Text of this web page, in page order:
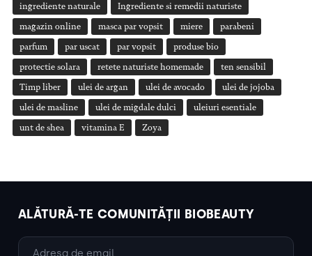
ingrediente naturale Ingrediente si remedii naturiste
magazin online masca par vopsit miere parabeni
parfum par uscat par vopsit produse bio
protectie solara retete naturiste homemade ten sensibil
Timp liber ulei de argan ulei de avocado ulei de jojoba
ulei de masline ulei de migdale dulci uleiuri esentiale
unt de shea vitamina E Zoya
ALĂTURĂ-TE COMUNITĂȚII BIOBEAUTY